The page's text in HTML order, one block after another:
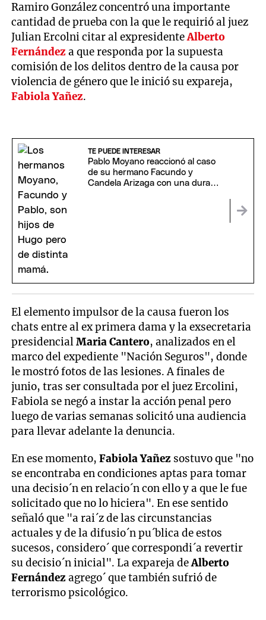
Ramiro González concentró una importante
cantidad de prueba con la que le requirió al juez
Julian Ercolni citar al expresidenteAlberto
Fernández a que responda por la supuesta
comisión de los delitos dentro de la causa por
violencia de género que le inició su expareja,
Fabiola Yañez.
TE PUEDE INTERESAR
Pablo Moyano reaccionó al caso
de su hermano Facundo y
Candela Arizaga con una dura
El elemento impulsor de la causa fueron los
chats entre al ex primera dama y la exsecretaria
presidencialMaria Cantero, analizados en el
marco del expediente "Nación Seguros", donde
le mostró fotos de las lesiones. A finales de
junio, tras ser consultada por el juez Ercolini,
Fabiola se negó a instar la acción penal pero
luego de varias semanas solicitó una audiencia
para llevar adelante la denuncia.
En ese momento,Fabiola Yañez sostuvo que "no
se encontraba en condiciones aptas para tomar
una decisio´n en relacio´n con ello y a que le fue
solicitado que no lo hiciera". En ese sentido
señaló que "a rai´z de las circunstancias
actuales y de la difusio´n pu´blica de estos
sucesos, considero´ que correspondi´a revertir
su decisio´n inicial". La expareja deAlberto
Fernández agrego´ que también sufrió de
terrorismo psicológico.